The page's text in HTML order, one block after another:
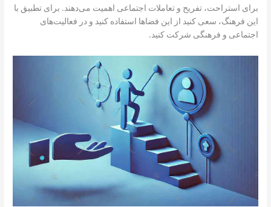
برای استراحت، تفریح و تعاملات اجتماعی اهمیت می‌دهند. برای تطبیق با
این فرهنگ، سعی کنید از این فضاها استفاده کنید و در فعالیت‌های
اجتماعی و فرهنگی شرکت کنید.